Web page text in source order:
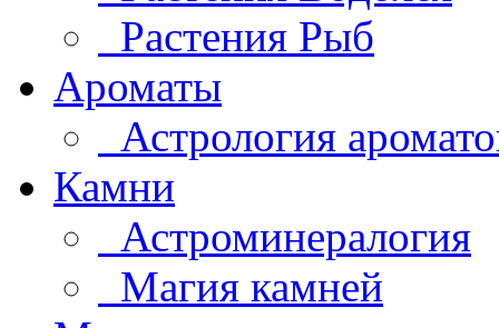
Растения Рыб
Ароматы
Астрология
Камни
Астроминералогия
Магия камней